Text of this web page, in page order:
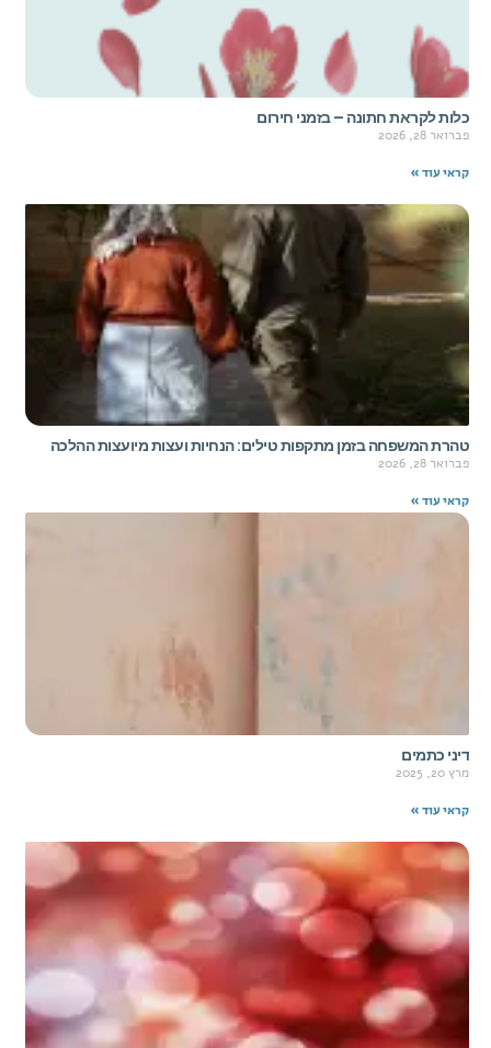
כלות לקראת חתונה – בזמני חירום
פברואר 28, 2026
קראי עוד »
טהרת המשפחה בזמן מתקפות טילים: הנחיות ועצות מיועצות ההלכה
פברואר 28, 2026
קראי עוד »
דיני כתמים
מרץ 20, 2025
קראי עוד »